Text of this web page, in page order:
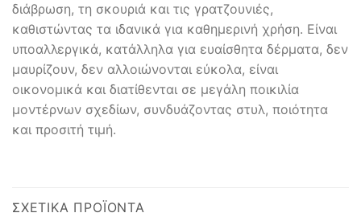
διάβρωση, τη σκουριά και τις γρατζουνιές,
καθιστώντας τα ιδανικά για καθημερινή χρήση. Είναι
υποαλλεργικά, κατάλληλα για ευαίσθητα δέρματα, δεν
μαυρίζουν, δεν αλλοιώνονται εύκολα, είναι
οικονομικά και διατίθενται σε μεγάλη ποικιλία
μοντέρνων σχεδίων, συνδυάζοντας στυλ, ποιότητα
και προσιτή τιμή.
ΣΧΕΤΙΚΆ ΠΡΟΪΌΝΤΑ